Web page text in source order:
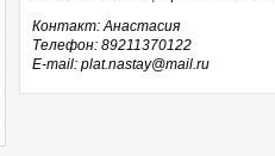
Контакт: Анастасия
Телефон: 89211370122
E-mail: plat.nastay@mail.ru